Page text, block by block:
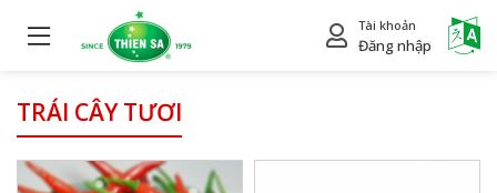
Tài khoản
Đăng nhập
TRÁI CÂY TƯƠI